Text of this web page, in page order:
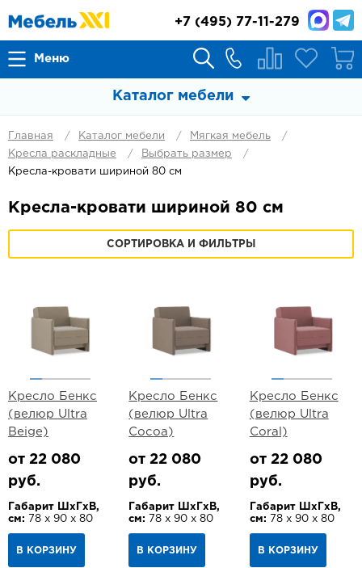
Меню
+7 (495) 77-11-279
Каталог мебели
Главная Каталог мебели
Мягкая мебель
Кресла раскладные
Выбрать размер
Кресла-кровати шириной 80 см
Кресла-кровати шириной 80 см
СОРТИРОВКА И ФИЛЬТРЫ
Кресло Бенкс
(велюр Ultra
Beige)
от 22 080
руб.
Габарит ШхГхВ,
см: 78 х 90 х 80
В КОРЗИНУ
Кресло Бенкс
(велюр Ultra
Cocoa)
от 22 080
руб.
Габарит ШхГхВ,
см:
78 х 90 х 80
В КОРЗИНУ
Кресло Бенкс
(велюр Ultra
Coral)
от 22 080
руб.
Габарит ШхГхВ,
см: 78 х 90 х 80
В КОРЗИНУ